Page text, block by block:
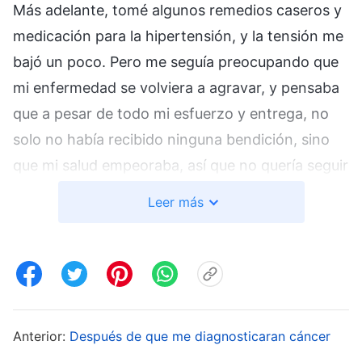
Más adelante, tomé algunos remedios caseros y
medicación para la hipertensión, y la tensión me
bajó un poco. Pero me seguía preocupando que
mi enfermedad se volviera a agravar, y pensaba
que a pesar de todo mi esfuerzo y entrega, no
solo no había recibido ninguna bendición, sino
que mi salud empeoraba, así que no quería seguir
debido a mi mal estado, la mayoría de mis
que hizo que el trabajo evangélico fuera cada
Leer más
Anterior: Después de que me diagnosticaran cáncer